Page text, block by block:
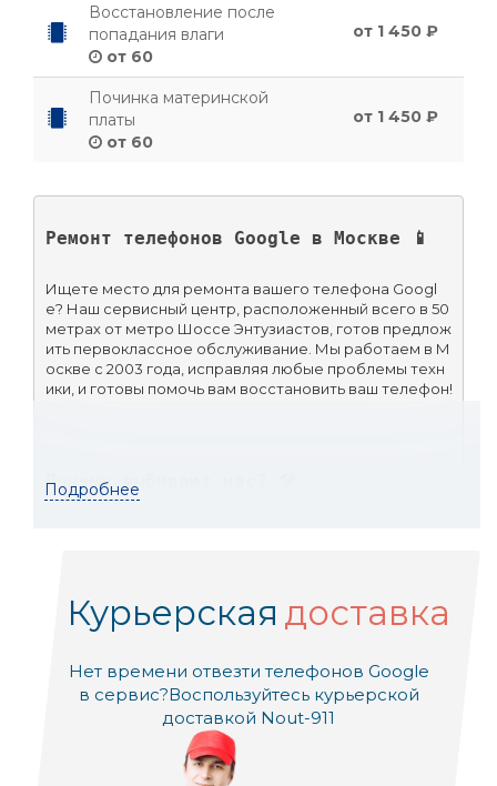
Восстановление после
попадания влаги
от 60
от 1 450 ₽
Починка материнской
платы
от 60
от 1 450 ₽
Ремонт телефонов Google в Москве 📱
Ищете место для ремонта вашего телефона Googl
e? Наш сервисный центр, расположенный всего в 50
метрах от метро Шоссе Энтузиастов, готов предлож
ить первоклассное обслуживание. Мы работаем в М
оскве с 2003 года, исправляя любые проблемы техн
ики, и готовы помочь вам восстановить ваш телефон!
Почему выбирают нас? 🛠
симально быстро.
Ремонт при клиенте:
пов ремонта (если это возможно).
Подробнее
Курьерская доставка
Нет времени отвезти телефонов Google
в сервис?Воспользуйтесь курьерской
доставкой Nout-911